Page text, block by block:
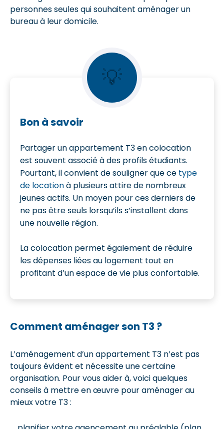
personnes seules qui souhaitent aménager un
bureau à leur domicile.
💡
Bon à savoir
Partager un appartement T3 en colocation
est souvent associé à des profils étudiants.
Pourtant, il convient de souligner que ce type
de locationà plusieurs attire de nombreux
jeunes actifs. Un moyen pour ces derniers de
ne pas être seuls lorsqu’ils s’installent dans
une nouvelle région.
La colocation permet également de réduire
les dépenses liées au logement tout en
profitant d’un espace de vie plus confortable.
Comment aménager son T3 ?
L’aménagement d’un appartement T3 n’est pas
toujours évident et nécessite une certaine
organisation. Pour vous aider à, voici quelques
conseils à mettre en œuvre pour aménager au
mieux votre T3 :